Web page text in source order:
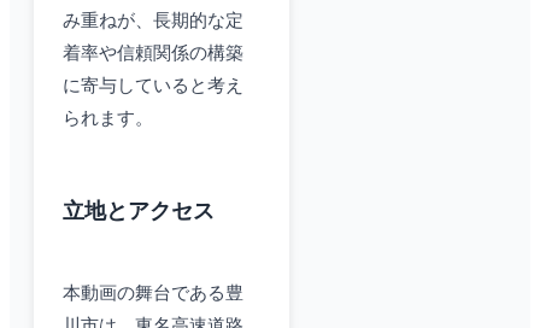
み重ねが、長期的な定
着率や信頼関係の構築
に寄与していると考え
られます。
立地とアクセス
本動画の舞台である豊